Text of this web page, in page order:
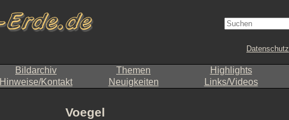
Datenschutz
Bildarchiv Themen Highlights
Hinweise/Kontakt Neuigkeiten Links/Videos
Voegel